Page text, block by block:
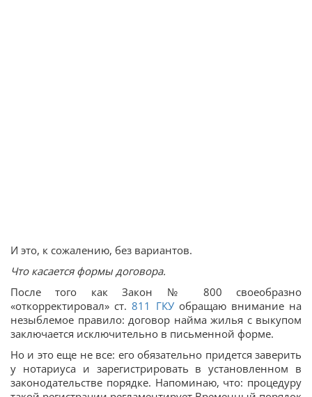
И это, к сожалению, без вариантов.
Что касается формы договора.
После того как Закон № 800 своеобразно
«откорректировал» ст. 811 ГКУобращаю внимание на
незыблемое правило: договор найма жилья с выкупом
заключается исключительно в письменной форме.
Но и это еще не все: его обязательно придется заверить
у нотариуса и зарегистрировать в установленном в
законодательстве порядке. Напоминаю, что: процедуру